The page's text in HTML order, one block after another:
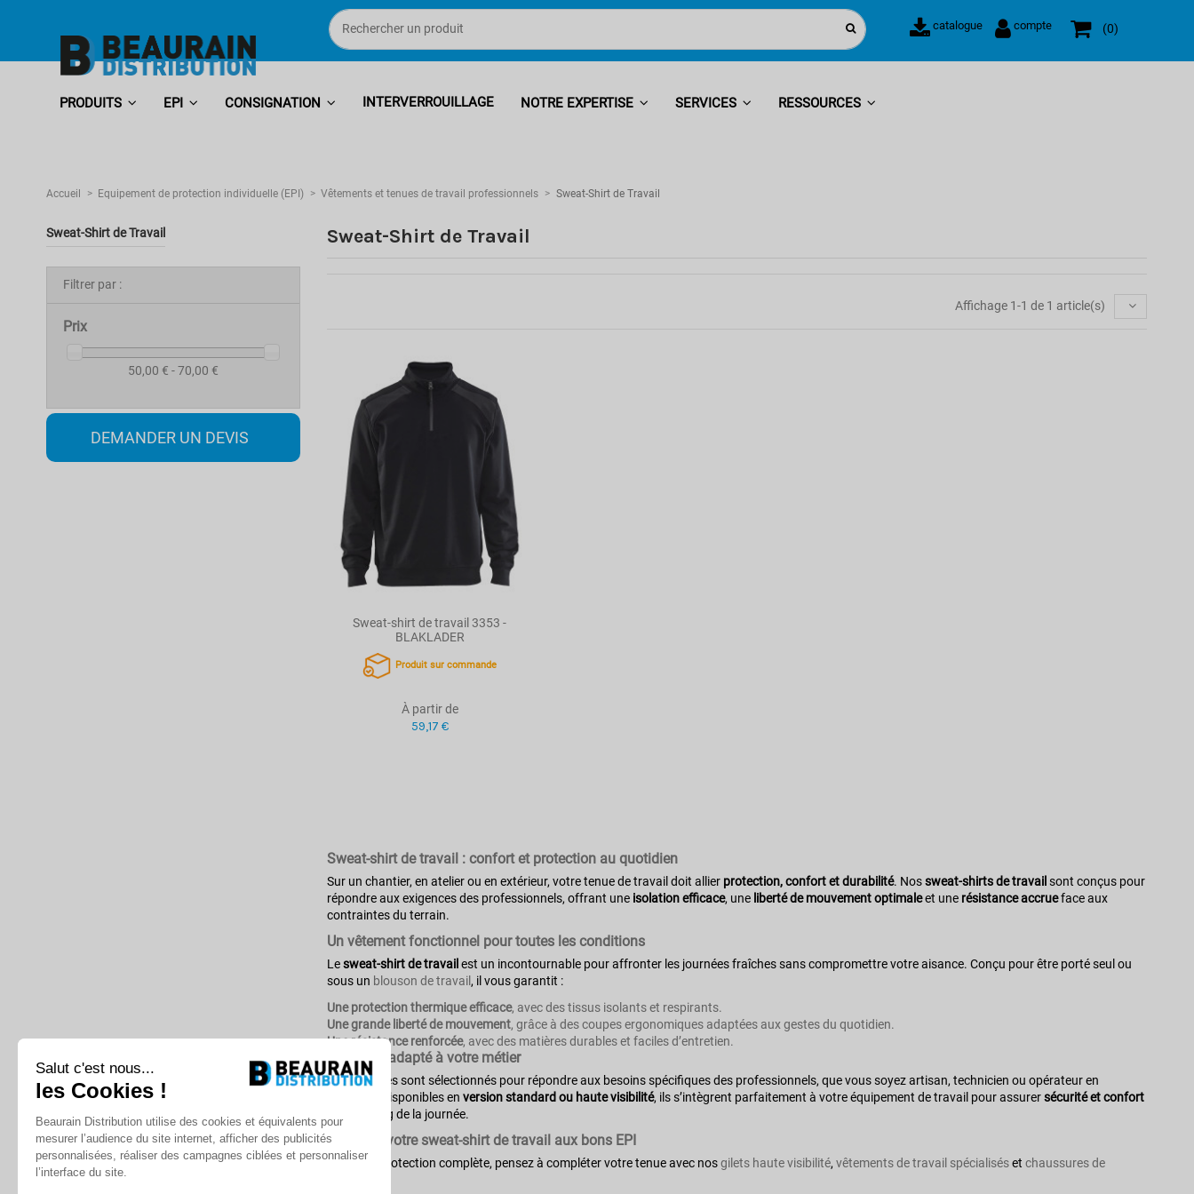
0
compte
catalogue
PRODUITS EPI CONSIGNATION INTERVERROUILLAGE NOTRE EXPERTISE SERVICES RESSOURCES
Accueil Equipement de protection individuelle (EPI) Vêtements et tenues de travail professionnels Sweat-Shirt de Travail
Sweat-Shirt de Travail
Affichage 1-1 de 1 article(s)
Sweat-shirt de travail 3353 -
BLAKLADER
Produit sur commande
À partir de
59,17 €
Sweat-shirt de travail : confort et protection au quotidien
Sur un chantier, en atelier ou en extérieur, votre tenue de travail doit allier protection, confort et durabilité. Nossweat-shirts de travail sont conçus pour
répondre aux exigences des professionnels, offrant une isolation efficace, une liberté de mouvement optimaleet une résistance accrueface aux
contraintes du terrain.
Un vêtement fonctionnel pour toutes les conditions
Lesweat-shirt de travail est un incontournable pour affronter les journées fraîches sans compromettre votre aisance. Conçu pour être porté seul ou
sous un blouson de travail , il vous garantit :
Une protection thermique efficace, avec des tissus isolants et respirants.
Une grande liberté de mouvement, grâce à des coupes ergonomiques adaptées aux gestes du quotidien.
Une résistance renforcée, avec des matières durables et faciles d’entretien.
Un sweat adapté à votre métier
Nos modèles sont sélectionnés pour répondre aux besoins spécifiques des professionnels, que vous soyez artisan, technicien ou opérateur en
industrie. Disponibles enversion standard ou haute visibilité, ils s’intègrent parfaitement à votre équipement de travail pour assurersécurité et confort
tout au long de la journée.
Associez votre sweat-shirt de travail aux bons EPI
Pour une protection complète, pensez à compléter votre tenue avec nosgilets haute visibilité,vêtements de travail spécialisésetchaussures de
Sweat-Shirt de Travail
Filtrer par :
Prix
50,00 € - 70,00 €
DEMANDER UN DEVIS
Salut c'est nous...
les Cookies !
Beaurain Distribution utilise des cookies et équivalents pour
mesurer l’audience du site internet, afficher des publicités
personnalisées, réaliser des campagnes ciblées et personnaliser
l’interface du site.